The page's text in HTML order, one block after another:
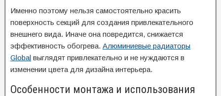
Именно поэтому нельзя самостоятельно красить
поверхность секций для создания привлекательного
внешнего вида. Иначе она повредится, снижается
эффективность обогрева. Алюминиевые радиаторы
Global выглядят привлекательно и не нуждаются в
изменении цвета для дизайна интерьера.
Особенности монтажа и использования